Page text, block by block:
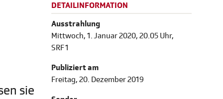
sie
DETAILINFORMATION
Ausstrahlung
Mittwoch, 1. Januar 2020, 20.05 Uhr,
SRF 1
Publiziert am
Freitag, 20. Dezember 2019